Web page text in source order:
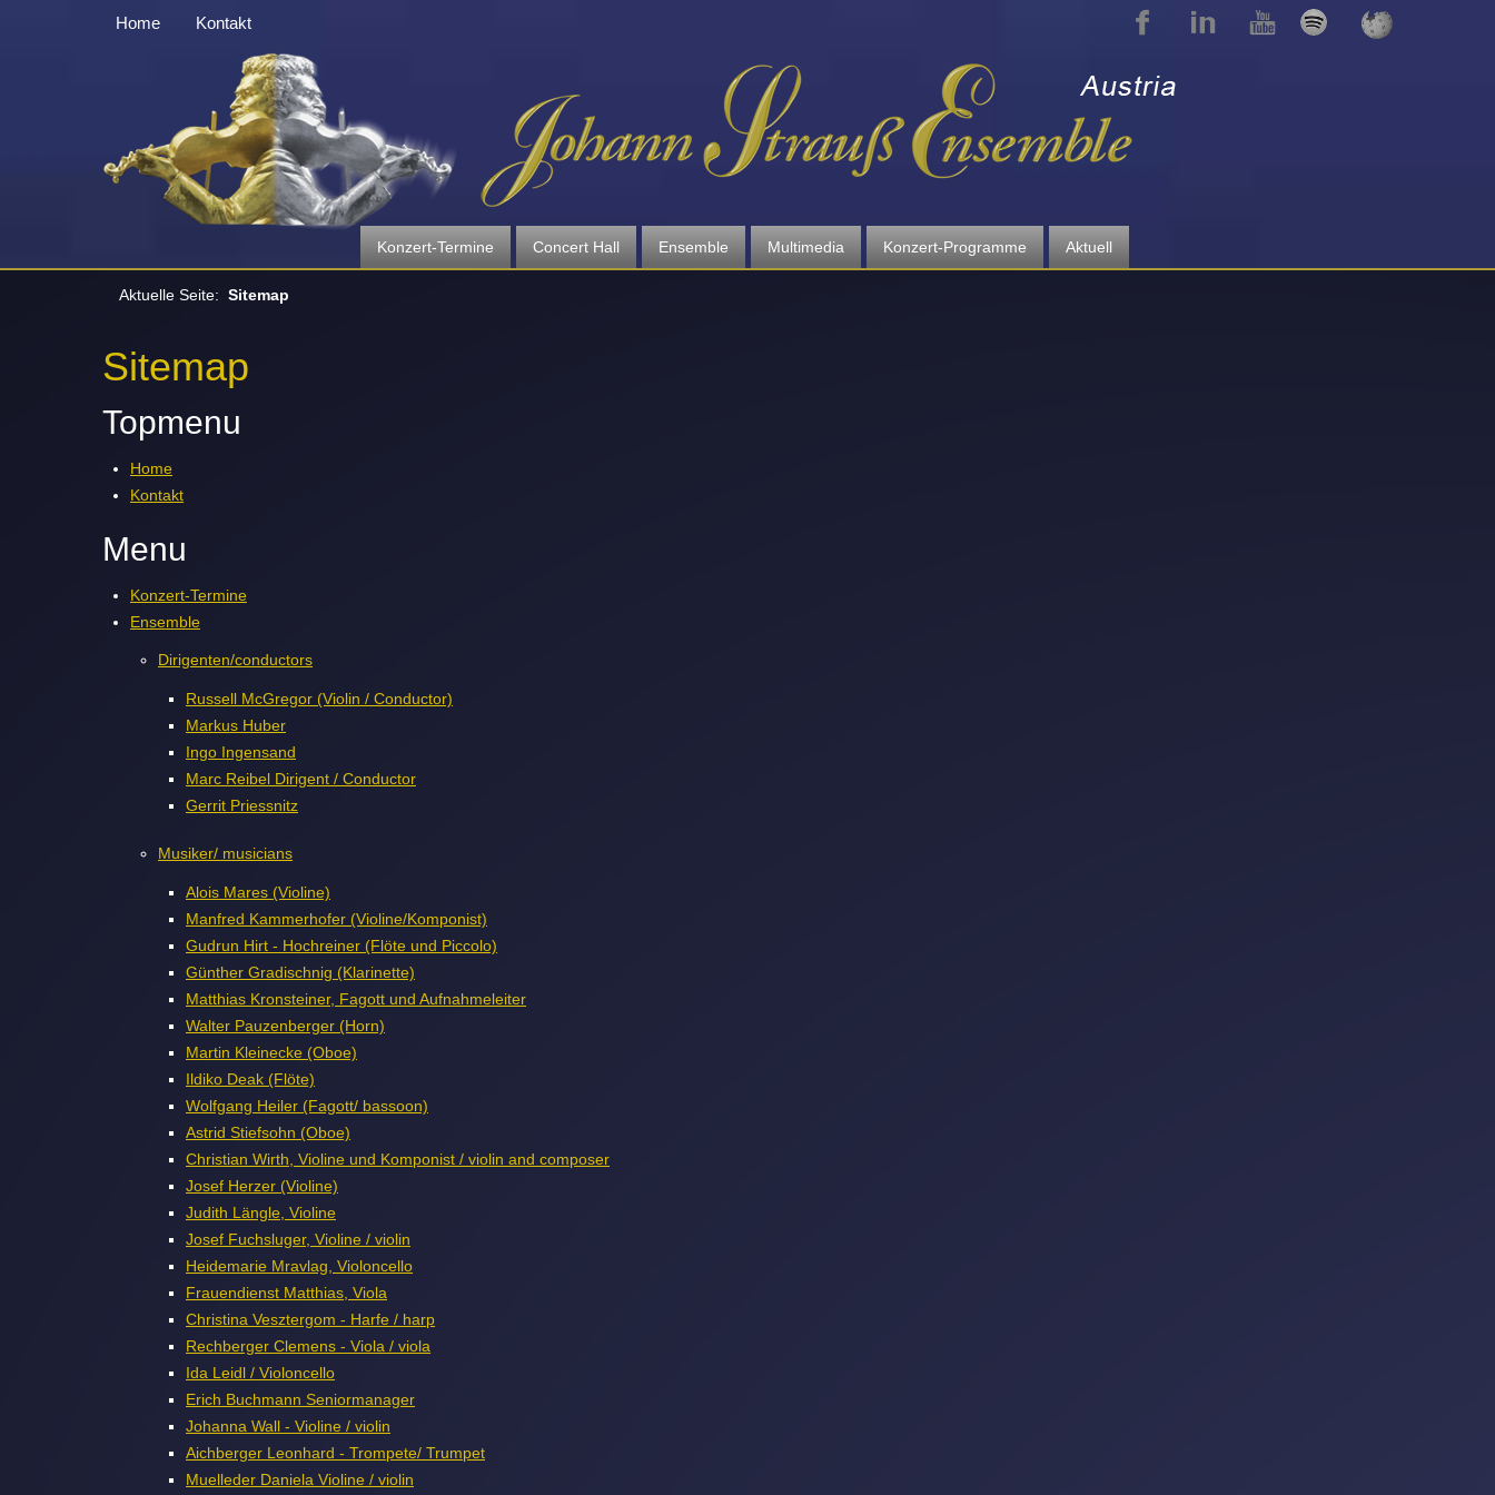
Home Kontakt
Konzert-Termine Concert Hall Ensemble Multimedia Konzert-Programme Aktuell
Aktuelle Seite: Sitemap
Sitemap
Topmenu
Home
Kontakt
Menu
Konzert-Termine
Ensemble
Dirigenten/conductors
Russell McGregor (Violin / Conductor)
Markus Huber
Ingo Ingensand
Marc Reibel Dirigent / Conductor
Gerrit Priessnitz
Musiker/ musicians
Alois Mares (Violine)
Manfred Kammerhofer (Violine/Komponist)
Gudrun Hirt - Hochreiner (Flöte und Piccolo)
Günther Gradischnig (Klarinette)
Matthias Kronsteiner, Fagott und Aufnahmeleiter
Walter Pauzenberger (Horn)
Martin Kleinecke (Oboe)
Ildiko Deak (Flöte)
Wolfgang Heiler (Fagott/ bassoon)
Astrid Stiefsohn (Oboe)
Christian Wirth, Violine und Komponist / violin and composer
Josef Herzer (Violine)
Judith Längle, Violine
Josef Fuchsluger, Violine / violin
Heidemarie Mravlag, Violoncello
Frauendienst Matthias, Viola
Christina Vesztergom - Harfe / harp
Rechberger Clemens - Viola / viola
Ida Leidl / Violoncello
Erich Buchmann Seniormanager
Johanna Wall - Violine / violin
Aichberger Leonhard - Trompete/ Trumpet
Muelleder Daniela Violine / violin